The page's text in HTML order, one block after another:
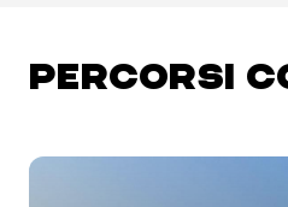
PERCORSI